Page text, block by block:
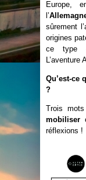
Europe,
l’
sûrement
origines
ce type
L’aventure
Qu’est-ce
?
Trois
mobiliser
réflexions !